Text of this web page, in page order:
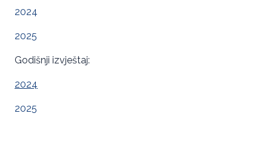
2024
2025
Godišnji izvještaj:
2024
2025